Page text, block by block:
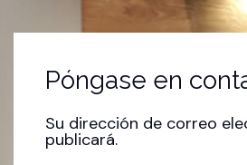
Póngase en
Su dirección de correo
publicará.